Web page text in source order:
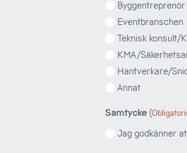
Byggentreprenör
Eventbranschen
Teknisk konsult/
KMA/
Hantverkare/
Annat
Samtycke
Jag godkänner